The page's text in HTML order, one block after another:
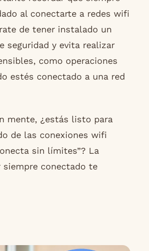
al conectarte a redes wifi
de tener instalado un
seguridad y evita realizar
como operaciones
estés conectado a una red
mente, ¿estás listo para
de las conexiones wifi
sin límites”? La
conectado te